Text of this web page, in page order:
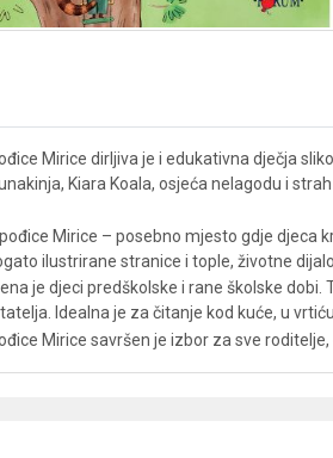
Mirice dirljiva je i edukativna dječja
Kiara Koala, osjeća nelagodu i
Mirice – posebno mjesto gdje djeca
ilustrirane stranice i tople, životne
je djeci predškolske i rane školske
Idealna je za čitanje kod kuće, u
Mirice savršen je izbor za sve